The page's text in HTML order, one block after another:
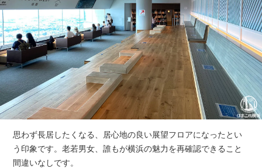
思わず長居したくなる、居心地の良い展望フロアになったとい
う印象です。老若男女、誰もが横浜の魅力を再確認できること
間違いなしです。